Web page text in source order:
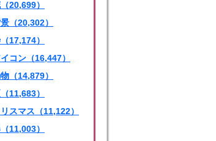
20,699）
（20,302）
17,174）
コン（16,447）
（14,879）
11,683）
スマス（11,122）
11,003）